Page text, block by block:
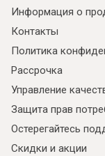
Информация о
Контакты
Политика
Рассрочка
Управление
Защита прав
Остерегайтесь
Скидки и акции